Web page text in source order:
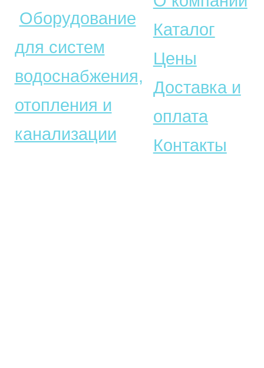
Оборудование
для систем
водоснабжения,
отопления и
канализации
Каталог
Цены
Доставка и
оплата
Контакты